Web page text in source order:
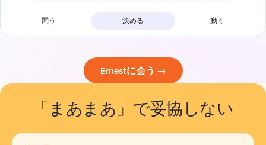
問う 決める 動く
Ernestに会う →
「まあまあ」で妥協しない